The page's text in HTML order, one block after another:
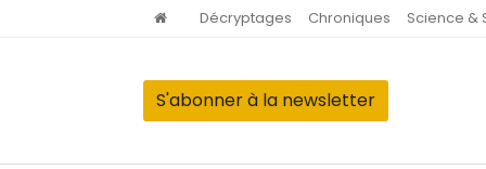
Décryptages Chroniques Science &
S'abonner à la newsletter